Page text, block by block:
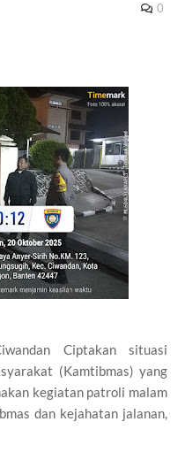
0
Ciptakan situasi
(Kamtibmas) yang
kegiatan patroli malam
dan kejahatan jalanan,